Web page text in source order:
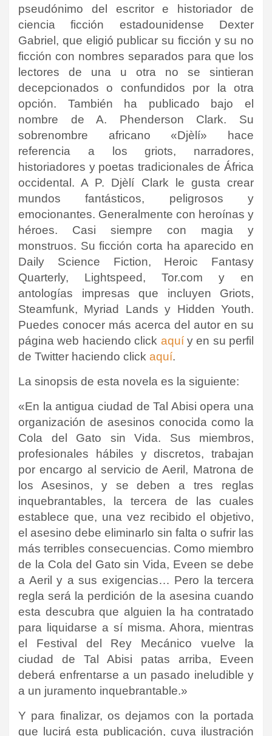
pseudónimo del escritor e historiador de
ciencia ficción estadounidense Dexter
Gabriel, que eligió publicar su ficción y su no
ficción con nombres separados para que los
lectores de una u otra no se sintieran
decepcionados o confundidos por la otra
opción. También ha publicado bajo el
nombre de A. Phenderson Clark. Su
sobrenombre africano «Djèlí» hace
referencia a los griots, narradores,
historiadores y poetas tradicionales de África
occidental.A P. Djèlí Clark le gusta crear
mundos fantásticos, peligrosos y
emocionantes. Generalmente con heroínas y
héroes.
Casi siempre con magia y
monstruos. Su ficción corta ha aparecido en
Daily Science Fiction, Heroic Fantasy
Quarterly, Lightspeed, Tor.com y en
antologías impresas que incluyen Griots,
Steamfunk, Myriad Lands y Hidden Youth.
Puedes conocer más acerca del autor en su
página web haciendo click aquíy en su perfil
de Twitter haciendo click aquí.
La sinopsis de esta novela es la siguiente:
«En la antigua ciudad de Tal Abisi opera una
organización de asesinos conocida como la
Cola del Gato sin Vida. Sus miembros,
profesionales hábiles y discretos, trabajan
por encargo al servicio de Aeril, Matrona de
los Asesinos, y se deben a tres reglas
inquebrantables, la tercera de las cuales
establece que, una vez recibido el objetivo,
el asesino debe eliminarlo sin falta o sufrir las
más terribles consecuencias. Como miembro
de la Cola del Gato sin Vida, Eveen se debe
a Aeril y a sus exigencias… Pero la tercera
regla será la perdición de la asesina cuando
esta descubra que alguien la ha contratado
para liquidarse a sí misma. Ahora, mientras
el Festival del Rey Mecánico vuelve la
ciudad de Tal Abisi patas arriba, Eveen
deberá enfrentarse a un pasado ineludible y
a un juramento inquebrantable.»
Y para finalizar, os dejamos con la portada
que lucirá esta publicación, cuya ilustración